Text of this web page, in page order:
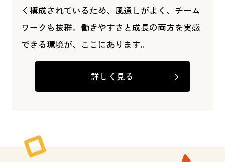
く構成されているため、風通しがよく、チーム
ワークも抜群。働きやすさと成長の両方を実感
できる環境が、ここにあります。
詳しく見る